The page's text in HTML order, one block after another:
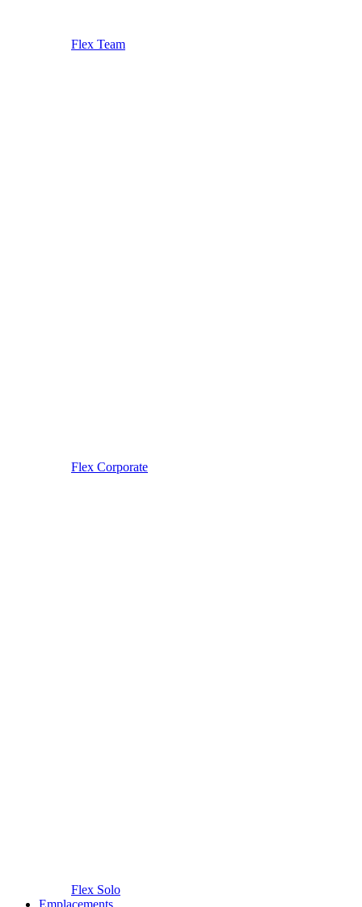
Flex Team
Flex Corporate
Flex Solo
Emplacements